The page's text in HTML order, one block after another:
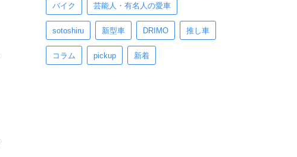
バイク 芸能人・有名人の愛車
sotoshiru 新型車 DRIMO 推し車
コラム pickup 新着